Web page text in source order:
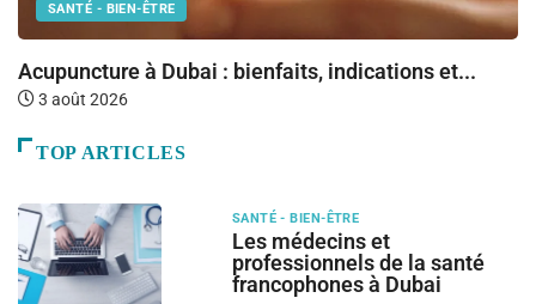
SANTÉ - BIEN-ÊTRE
Acupuncture à Dubai : bienfaits, indications et...
3 août 2026
TOP ARTICLES
SANTÉ - BIEN-ÊTRE
Les médecins et
professionnels de la santé
francophones à Dubai